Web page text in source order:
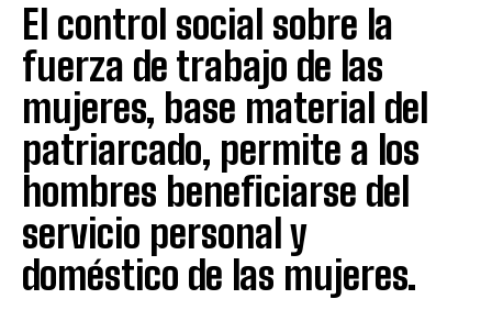
El control social sobre la
fuerza de trabajo de las
mujeres, base material del
patriarcado, permite a los
hombres beneficiarse del
servicio personal y
doméstico de las mujeres.